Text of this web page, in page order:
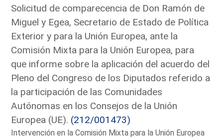
Solicitud de comparecencia de Don Ramón de
Miguel y Egea, Secretario de Estado de Política
Exterior y para la Unión Europea, ante la
Comisión Mixta para la Unión Europea, para
que informe sobre la aplicación del acuerdo del
Pleno del Congreso de los Diputados referido a
la participación de las Comunidades
Autónomas en los Consejos de la Unión
Europea (UE). (212/001473)
Intervención en la Comisión Mixta para la Unión Europea